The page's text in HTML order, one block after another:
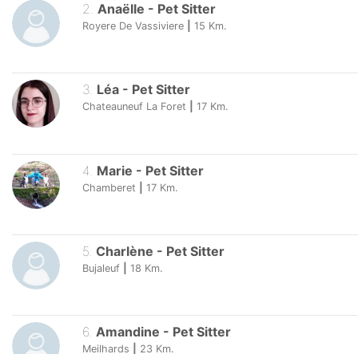
2. Anaëlle - Pet Sitter
Royere De Vassiviere 15 Km.
3. Léa - Pet Sitter
Chateauneuf La Foret 17 Km.
4 Marie - Pet Sitter
Chamberet 17 Km.
5 Charlène - Pet Sitter
Bujaleuf 18 Km.
6. Amandine - Pet Sitter
Meilhards 23 Km.